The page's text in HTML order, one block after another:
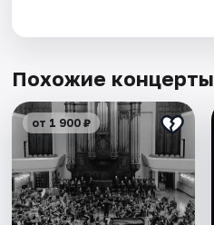
Похожие концерты
от 1 900 ₽